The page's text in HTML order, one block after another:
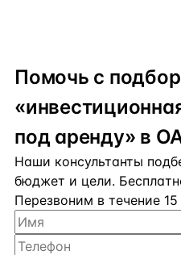
Помочь с
под аренду» в
Наши консультанты
бюджет и цели.
Перезвоним в течение